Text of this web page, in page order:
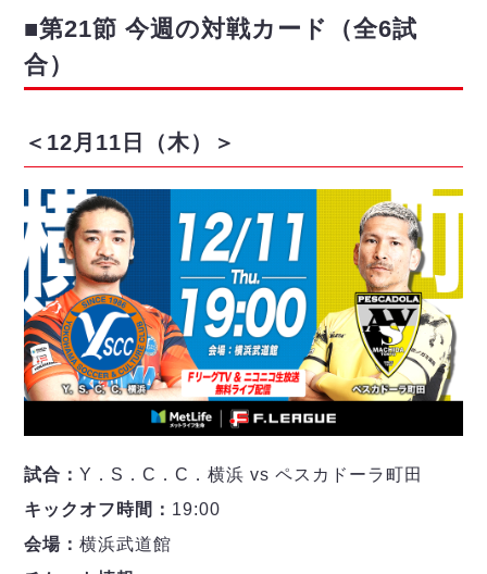
フウガドールすみだ
しながわシティ
立川アスレティックFC
湘南ベルマーレ
ボアルース長野
名古屋オーシャンズ
シュライカー大阪
ボルクバレット北九州
バサジィ大分
選手の通算記録（Ｆ２）
ヴォスクオーレ仙台
マルバ水戸FC
Y．S．C．C．横浜
ヴィンセドール白山
アグレミーナ浜松
デウソン神戸
FOLLOW US!
■第21節 今週の対戦カード（全6試
合）
＜12月11日（木）＞
試合：Y．S．C．C．横浜 vs ペスカドーラ町田
キックオフ時間： 19:00
会場：横浜武道館